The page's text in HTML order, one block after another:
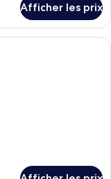
Afficher les prix
d’hôtel avec deux lits,